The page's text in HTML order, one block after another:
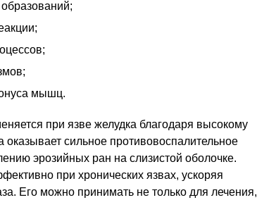
мышц.
при язве желудка благодаря высокому
сильное противовоспалительное
эрозийных ран на слизистой оболочке.
при хронических язвах, ускоряя
Его можно принимать не только для лечения,